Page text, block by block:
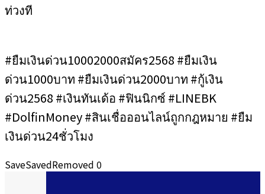
ท่วงที
#ยืมเงินด่วน10002000สมัคร2568 #ยืมเงิน
ด่วน1000บาท #ยืมเงินด่วน2000บาท #กู้เงิน
ด่วน2568 #เงินทันเด้อ #ฟินนิกซ์ #LINEBK
#DolfinMoney #สินเชื่อออนไลน์ถูกกฎหมาย #ยืม
เงินด่วน24ชั่วโมง
SaveSavedRemoved 0